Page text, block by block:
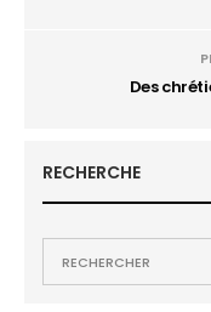
Des
RECHERCHE